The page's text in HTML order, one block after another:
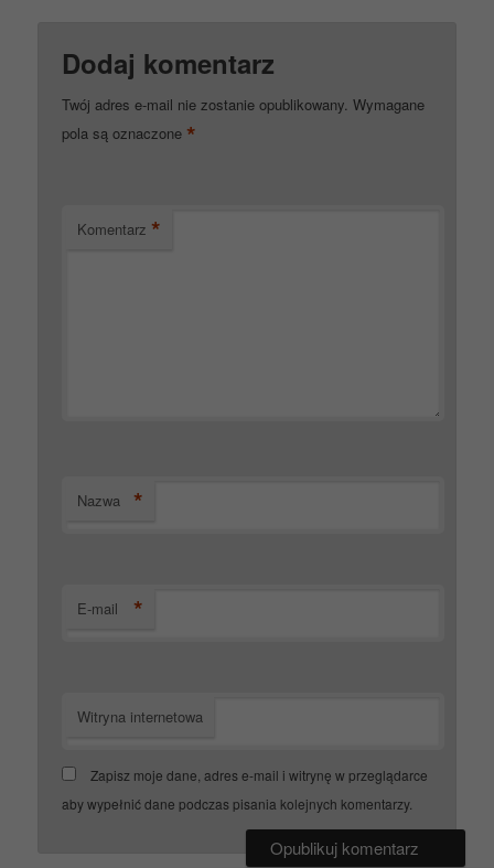
Dodaj komentarz
Twój adres e-mail nie zostanie opublikowany. Wymagane
pola są oznaczone *
Komentarz *
Nazwa *
E-mail *
Witryna internetowa
Zapisz moje dane, adres e-mail i witrynę w przeglądarce
aby wypełnić dane podczas pisania kolejnych komentarzy.